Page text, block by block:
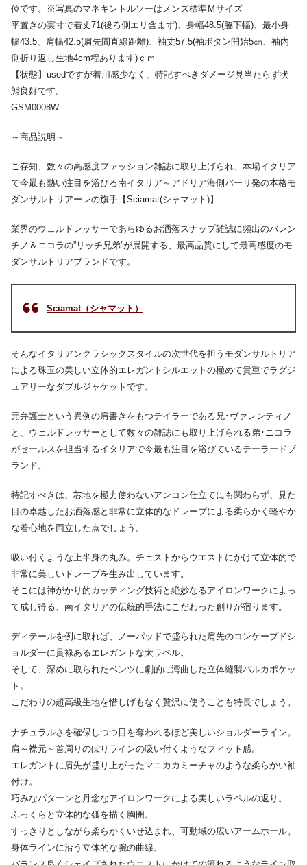
位です。※写真のマネキントルソーはメンズ標準Ｍサイズ
平置きの実寸で着丈71(後ろ側エリ含まず)、身幅48.5(脇下幅)、最小身
幅43.5、肩幅42.5(肩先間直線距離)、袖丈57.5(袖ボタン開始5㎝、袖内
側折り返し生地4cm程あります)ｃｍ
【状態】usedですが着用感少なく、特記すべきダメージ見当たらず状
態良好です。
GSM0008W
～商品説明～
ご存知、数々の高感度ファッション雑誌に取り上げられ、本場イタリア
で今最も熱い注目を浴びる南イタリア～アドリア海側バーリ発の本格モ
ダンサルトリアーレの旗手【Sciamat(シャマット)】
業界のウェルドレッサーであらゆるお洒落スナップ雑誌に頻出のバレン
チノ＆ニコラの”リッチ兄弟”が展開する、最高品質にして最高感度のモ
ダンサルトリアブランドです。
Sciamat（シャマット）
そんなイタリアンクラシックスタイルの次世代を担うモダンサルトリア
による珠玉の美しい立体的エレガントシルエットの極めて貴重でラグジ
ュアリーなダブルジャケットです。
元弁護士という異例の肩書きをもつテイラーである兄･ヴァレンティノ
と、ウェルドレッサーとして数々の雑誌にも取り上げられる弟･ニコラ
がセールスを担当するイタリアで今最も注目を浴びているテーラードブ
ランド。
特記すべきは、芯地を極力使わないアンコン仕立てにも関わらず、見た
目の卓越したお洒落感と非常に立体的なドレープによる柔らかく軽やか
な着心地を両立した点でしょう。
吸い付くような上半身の丸み。チェストからウエストにかけて立体的で
非常に美しいドレープを生み出しています。
そこには神がかり的カッティング技術と絶妙なるアイロンワークによっ
て成し得る、南イタリアの伝統的手法にこだわった創りが宿ります。
ディテールを例に取れば、ノーパッドで盛られた肩先のコンケープドシ
ョルダーに貫禄あるエレガントな太ラペル。
そして、深めに取られたベンツに劇的に湾曲した立体縫製バルカポケッ
ト。
こだわりの超高級生地を惜しげもなく贅沢に使うことも特長でしょう。
ナチュラルさを確保しつつ目を奪われるほど美しいショルダーライン。
肩～襟元～首周りのぼりラインの吸い付くようなフィット感。
エレガントに肩先が盛り上がったマニカカミーチャのような柔らかい袖
付け。
巧みなパターンと丹念なアイロンワークによる美しいラペルの返り。
ふっくらと立体的な弧を描く胸囲。
すっきりとしながら柔らかくいせ込まれ、可動域の広いアームホール。
身体ラインに沿う立体的な腕の曲線。